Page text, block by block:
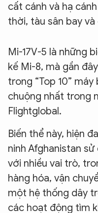
cất cánh và hạ
thời, tàu sân bay và
Mi-17V-5 là những
kế Mi-8, mà gần
trong “Top 10”
chuộng nhất trong
Flightglobal.
Biến thể này, hiện
ninh Afghanistan
với nhiều vai trò,
hàng hóa, vận
một hệ thống dây
các hoạt động tìm